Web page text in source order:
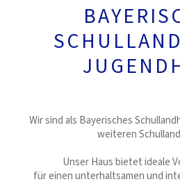
Wir sind als Bayerisches
weiteren
Unser Haus bietet ideale
für einen unterhaltsamen und